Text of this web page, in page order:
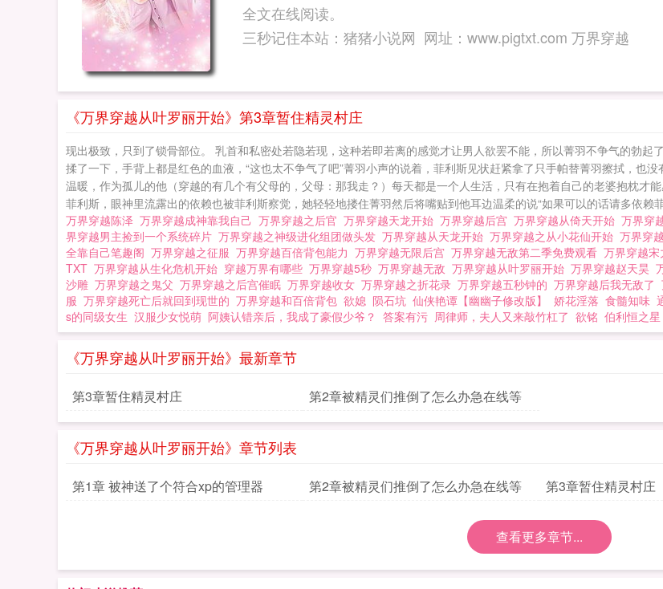
全文在线阅读。
三秒记住本站：猪猪小说网 网址：www.pigtxt.com 万界穿越
《万界穿越从叶罗丽开始》第3章暂住精灵村庄
现出极致，只到了锁骨部位。 乳首和私密处若隐若现，这种若即若离的感觉才让男人欲罢不能，所以菁羽不争气的勃
揉了一下，手背上都是红色的血液，“这也太不争气了吧”菁羽小声的说着，菲利斯见状赶紧拿了只手帕替菁羽擦拭，也
温暖，作为孤儿的他（穿越的有几个有父母的，父母：那我走？）每天都是一个人生活，只有在抱着自己的老婆抱枕才
菲利斯，眼神里流露出的依赖也被菲利斯察觉，她轻轻地搂住菁羽然后将嘴贴到他耳边温柔的说“如果可以的话请多依赖
万界穿越陈泽 万界穿越成神靠我自己 万界穿越之后官 万界穿越天龙开始 万界穿越后宫 万界穿越从倚天开始 万界穿
界穿越男主捡到一个系统碎片 万界穿越之神级进化组团做头发 万界穿越从天龙开始 万界穿越之从小花仙开始 万界穿
全靠自己笔趣阁 万界穿越之征服 万界穿越百倍背包能力 万界穿越无限后宫 万界穿越无敌第二季免费观看 万界穿越宋
TXT 万界穿越从生化危机开始 穿越万界有哪些 万界穿越5秒 万界穿越无敌 万界穿越从叶罗丽开始 万界穿越赵天昊
沙雕 万界穿越之鬼父 万界穿越之后宫催眠 万界穿越收女 万界穿越之折花录 万界穿越五秒钟的 万界穿越后我无敌了
服 万界穿越死亡后就回到现世的 万界穿越和百倍背包 欲媳 陨石坑 仙侠艳谭【幽幽子修改版】 娇花淫落 食髓知味
s的同级女生 汉服少女悦萌 阿姨认错亲后，我成了豪假少爷？ 答案有污 周律师，夫人又来敲竹杠了 欲铭 伯利恒之星
《万界穿越从叶罗丽开始》最新章节
第3章暂住精灵村庄 第2章被精灵们推倒了怎么办急在线等
《万界穿越从叶罗丽开始》章节列表
第1章 被神送了个符合xp的管理器 第2章被精灵们推倒了怎么办急在线等 第3章暂住精灵村庄
查看更多章节...